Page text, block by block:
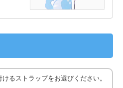
るストラップをお選びください。